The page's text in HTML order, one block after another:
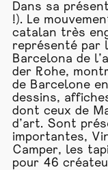
Dans sa
!). Le
catalan très
représenté par
Barcelona de
der Rohe,
de Barcelone
dessins,
dont ceux de
d’art. Sont
importantes,
Camper, les
pour 46